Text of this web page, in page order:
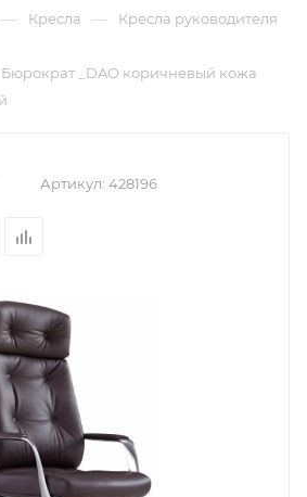
— Кресла — Кресла руководителя
_DAO коричневый кожа
Артикул: 428196